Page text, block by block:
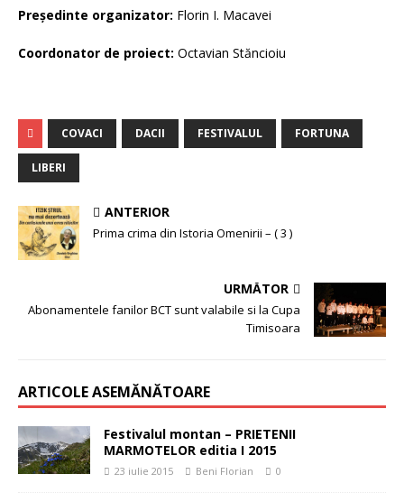
Preşedinte organizator: Florin I. Macavei
Coordonator de proiect: Octavian Stăncioiu
COVACI DACII FESTIVALUL FORTUNA
LIBERI
ANTERIOR
Prima crima din Istoria Omenirii – ( 3 )
URMĂTOR
Abonamentele fanilor BCT sunt valabile si la Cupa
Timisoara
ARTICOLE ASEMĂNĂTOARE
Festivalul montan – PRIETENII
MARMOTELOR editia I 2015
23 iulie 2015 Beni Florian 0